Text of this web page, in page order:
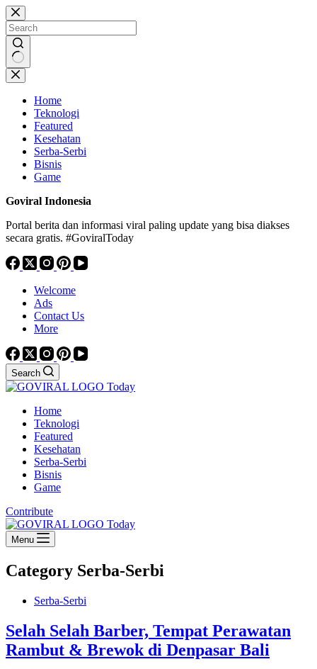
Skip
to
content
No
results
Home
Teknologi
Featured
Kesehatan
Serba-Serbi
Bisnis
Game
Goviral Indonesia
Portal berita dan informasi viral paling update yang bisa diakses
secara gratis. #GoviralToday
Welcome
Ads
Contact Us
More
Search
Home
Teknologi
Featured
Kesehatan
Serba-Serbi
Bisnis
Game
Contribute
Menu
Category Serba-Serbi
Serba-Serbi
Selah Selah Barber, Tempat Perawatan
Rambut & Brewok di Denpasar Bali